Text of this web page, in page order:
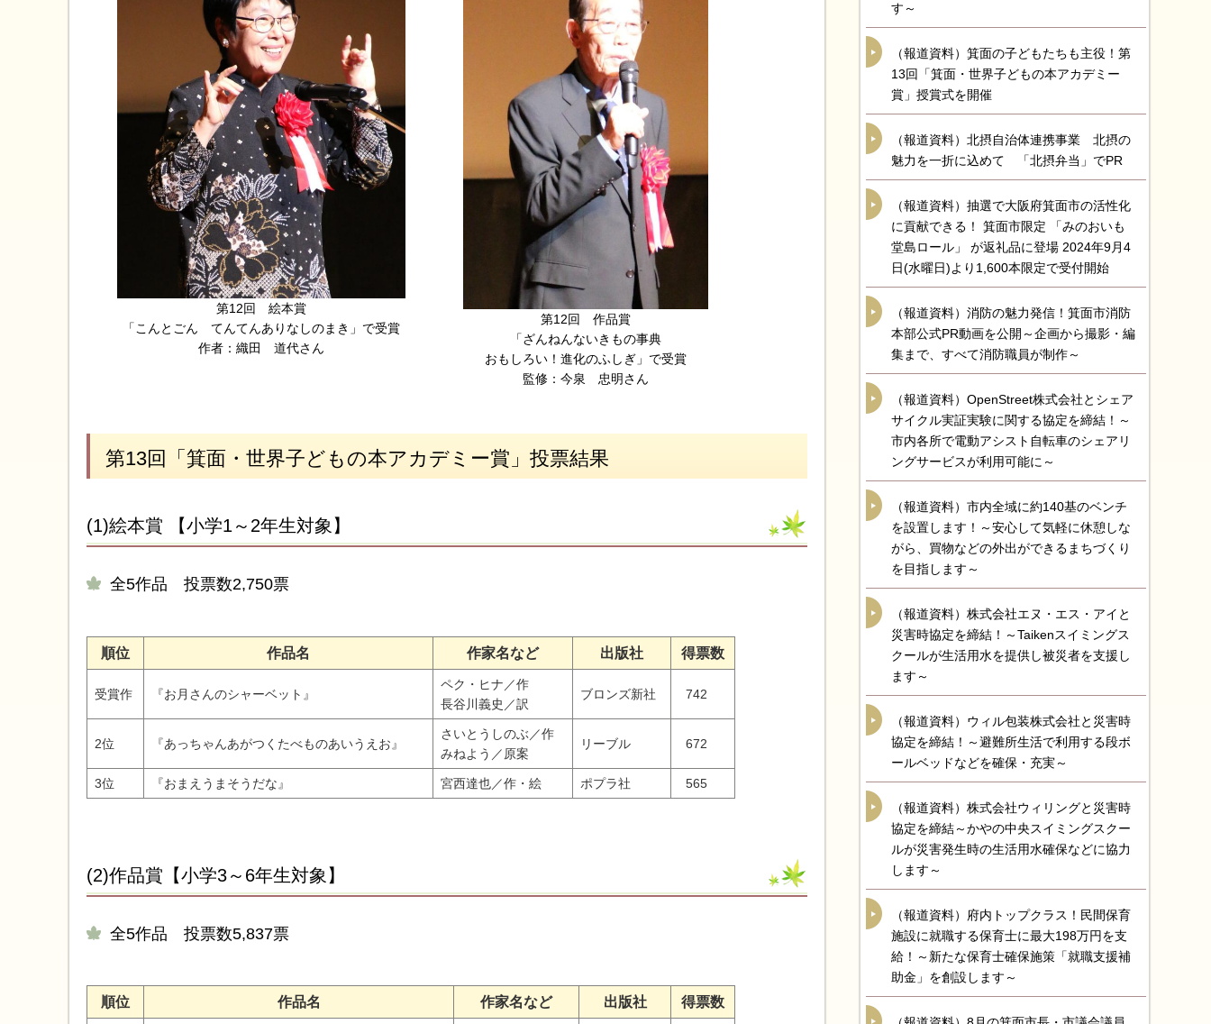
第12回 絵本賞
「こんとごん てんてんありなしのまき」で受賞
作者：織田 道代さん
第12回 作品賞
「ざんねんないきもの事典
おもしろい！進化のふしぎ」で受賞
監修：今泉 忠明さん
第13回「箕面・世界子どもの本アカデミー賞」投票結果
(1)絵本賞 【小学1～2年生対象】
全5作品 投票数2,750票
順位 作品名 作家名など 出版社 得票数
受賞作 『お月さんのシャーベット』
ペク・ヒナ／作
長谷川義史／訳
ブロンズ新社 742
2位 『あっちゃんあがつくたべものあいうえお』
さいとうしのぶ／作
みねよう／原案
リーブル 672
3位 『おまえうまそうだな』 宮西達也／作・絵 ポプラ社 565
(2)作品賞【小学3～6年生対象】
全5作品 投票数5,837票
順位 作品名 作家名など 出版社 得票数
す～
（報道資料）箕面の子どもたちも主役！第
13回「箕面・世界子どもの本アカデミー
賞」授賞式を開催
（報道資料）北摂自治体連携事業 北摂の
魅力を一折に込めて 「北摂弁当」でPR
（報道資料）抽選で大阪府箕面市の活性化
に貢献できる！ 箕面市限定 「みのおいも
堂島ロール」 が返礼品に登場 2024年9月4
日(水曜日)より1,600本限定で受付開始
（報道資料）消防の魅力発信！箕面市消防
本部公式PR動画を公開～企画から撮影・編
集まで、すべて消防職員が制作～
（報道資料）OpenStreet株式会社とシェア
サイクル実証実験に関する協定を締結！～
市内各所で電動アシスト自転車のシェアリ
ングサービスが利用可能に～
（報道資料）市内全域に約140基のベンチ
を設置します！～安心して気軽に休憩しな
がら、買物などの外出ができるまちづくり
を目指します～
（報道資料）株式会社エヌ・エス・アイと
災害時協定を締結！～Taikenスイミングス
クールが生活用水を提供し被災者を支援し
ます～
（報道資料）ウィル包装株式会社と災害時
協定を締結！～避難所生活で利用する段ボ
ールベッドなどを確保・充実～
（報道資料）株式会社ウィリングと災害時
協定を締結～かやの中央スイミングスクー
ルが災害発生時の生活用水確保などに協力
します～
（報道資料）府内トップクラス！民間保育
施設に就職する保育士に最大198万円を支
給！～新たな保育士確保施策「就職支援補
助金」を創設します～